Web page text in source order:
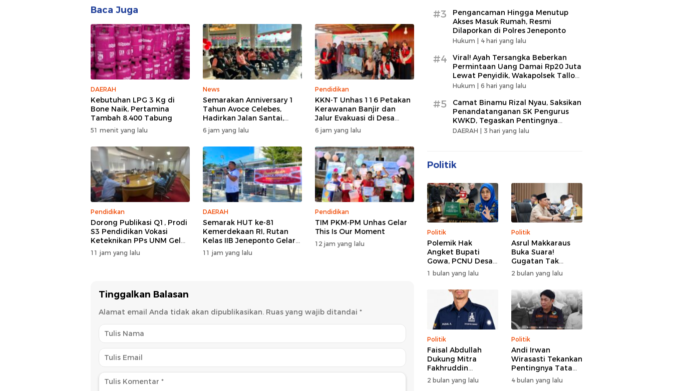
Baca Juga
DAERAH
Kebutuhan LPG 3 Kg di
Bone Naik, Pertamina
Tambah 8.400 Tabung
51 menit yang lalu
News
Semarakan Anniversary 1
Tahun Avoce Celebes,
Hadirkan Jalan Santai,
Bakti Sosial, dan Hiburan
Spektakuler di Bulukumba
6 jam yang lalu
Pendidikan
KKN-T Unhas 116 Petakan
Kerawanan Banjir dan
Jalur Evakuasi di Desa
Bonto Tallasa
6 jam yang lalu
Pendidikan
Dorong Publikasi Q1, Prodi
S3 Pendidikan Vokasi
Keteknikan PPs UNM Gelar
Workshop Artikel Ilmiah
11 jam yang lalu
DAERAH
Semarak HUT ke-81
Kemerdekaan RI, Rutan
Kelas IIB Jeneponto Gelar
Upacara Pembukaan
Pekan Olahraga
11 jam yang lalu
Pendidikan
TIM PKM-PM Unhas Gelar
This Is Our Moment
12 jam yang lalu
Tinggalkan Balasan
Alamat email Anda tidak akan dipublikasikan. Ruas yang wajib ditandai *
#3
Pengancaman Hingga Menutup
Akses Masuk Rumah, Resmi
Dilaporkan di Polres Jeneponto
Hukum | 4 hari yang lalu
#4
Viral! Ayah Tersangka Beberkan
Permintaan Uang Damai Rp20 Juta
Lewat Penyidik, Wakapolsek Tallo
Klarifikasi Soal Terima Uang Rp3
Hukum | 6 hari yang lalu
#5
Camat Binamu Rizal Nyau, Saksikan
Penandatanganan SK Pengurus
KWKD, Tegaskan Pentingnya
Kolaborasi Sosial
DAERAH | 3 hari yang lalu
Politik
Politik
Polemik Hak
Angket Bupati
Gowa, PCNU Desak
DPRD Buka Fakta
Transparan
1 bulan yang lalu
Politik
Asrul Makkaraus
Buka Suara!
Gugatan Tak
Hentikan Hak
Angket DPRD
2 bulan yang lalu
Politik
Faisal Abdullah
Dukung Mitra
Fakhruddin
Nahkodai BM PAN
Periode 2026-2031
2 bulan yang lalu
Politik
Andi Irwan
Wirasasti Tekankan
Pentingnya Tata
Kelola Terintegrasi
Sektor Peternakan
4 bulan yang lalu